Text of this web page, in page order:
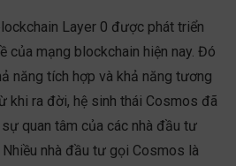
Layer 0 được phát triển
của mạng blockchain hiện nay. Đó
năng tích hợp và khả năng tương
khi ra đời, hệ sinh thái Cosmos đã
quan tâm của các nhà đầu tư
nhà đầu tư gọi Cosmos là